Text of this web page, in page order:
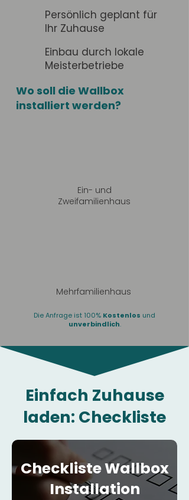
Persönlich geplant für
Ihr Zuhause
Einbau durch lokale
Meisterbetriebe
Wo soll die Wallbox
installiert werden?
Ein- und
Zweifamilienhaus
Mehrfamilienhaus
Die Anfrage ist 100% Kostenlos und
unverbindlich.
Einfach Zuhause
laden: Checkliste
Checkliste Wallbox
Installation